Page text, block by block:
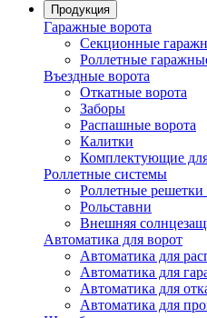
Продукция
Гаражные ворота
Секционные
Роллетные
Въездные ворота
Откатные ворота
Заборы
Распашные ворота
Калитки
Комплектующие
Роллетные системы
Роллетные решетки
Рольставни
Внешняя
Автоматика для ворот
Автоматика для
Автоматика для
Автоматика для
Автоматика для